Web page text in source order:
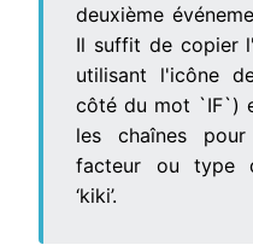
deuxième
Il suffit de copier
utilisant l'icône
côté du mot `IF`)
les chaînes
facteur ou type
‘kiki’.